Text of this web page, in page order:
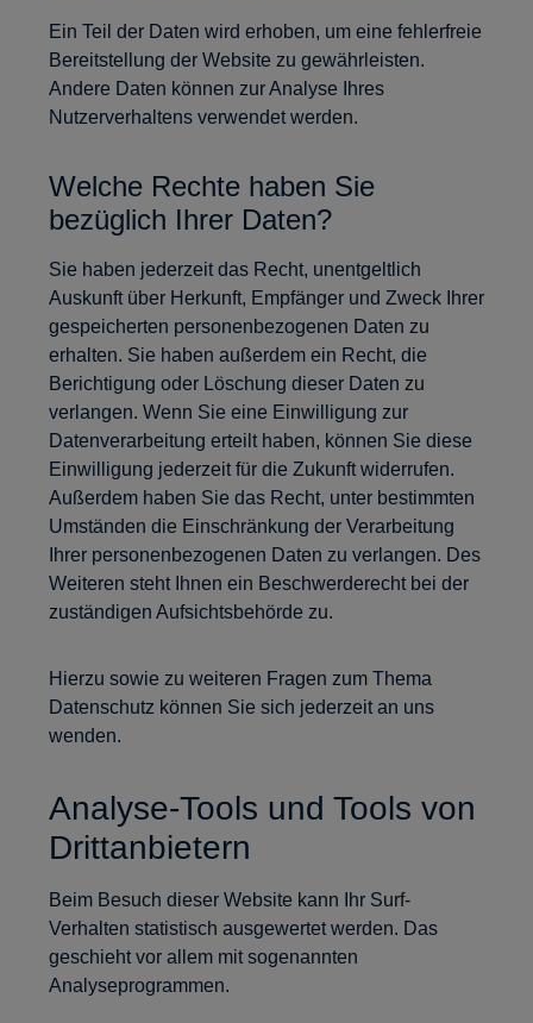
Ein Teil der Daten wird erhoben, um eine fehlerfreie
Bereitstellung der Website zu gewährleisten.
Andere Daten können zur Analyse Ihres
Nutzerverhaltens verwendet werden.
Welche Rechte haben Sie
bezüglich Ihrer Daten?
Sie haben jederzeit das Recht, unentgeltlich
Auskunft über Herkunft, Empfänger und Zweck Ihrer
gespeicherten personenbezogenen Daten zu
erhalten. Sie haben außerdem ein Recht, die
Berichtigung oder Löschung dieser Daten zu
verlangen. Wenn Sie eine Einwilligung zur
Datenverarbeitung erteilt haben, können Sie diese
Einwilligung jederzeit für die Zukunft widerrufen.
Außerdem haben Sie das Recht, unter bestimmten
Umständen die Einschränkung der Verarbeitung
Ihrer personenbezogenen Daten zu verlangen. Des
Weiteren steht Ihnen ein Beschwerderecht bei der
zuständigen Aufsichtsbehörde zu.
Hierzu sowie zu weiteren Fragen zum Thema
Datenschutz können Sie sich jederzeit an uns
wenden.
Analyse-Tools und Tools von
Drittanbietern
Beim Besuch dieser Website kann Ihr Surf-
Verhalten statistisch ausgewertet werden. Das
geschieht vor allem mit sogenannten
Analyseprogrammen.